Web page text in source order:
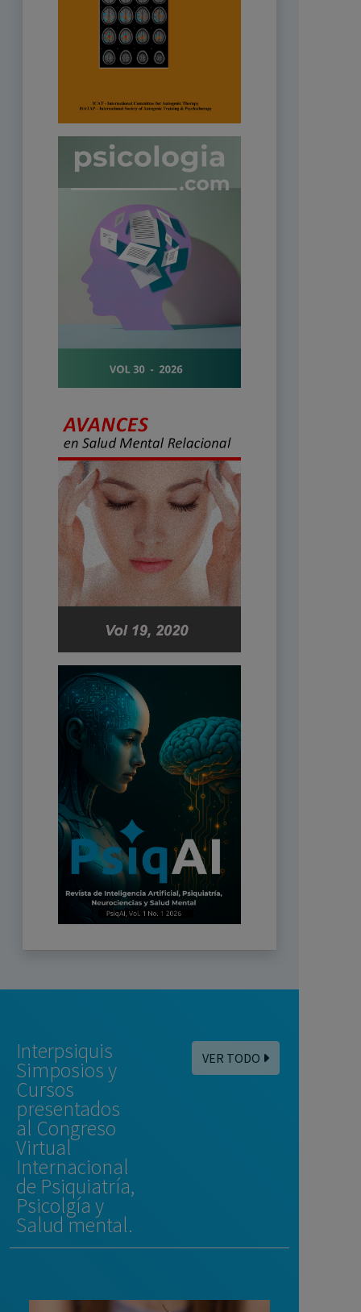
Interpsiquis
Simposios y
Cursos
presentados
al Congreso
Virtual
Internacional
de Psiquiatría,
Psicolgía y
Salud mental.
VER TODO